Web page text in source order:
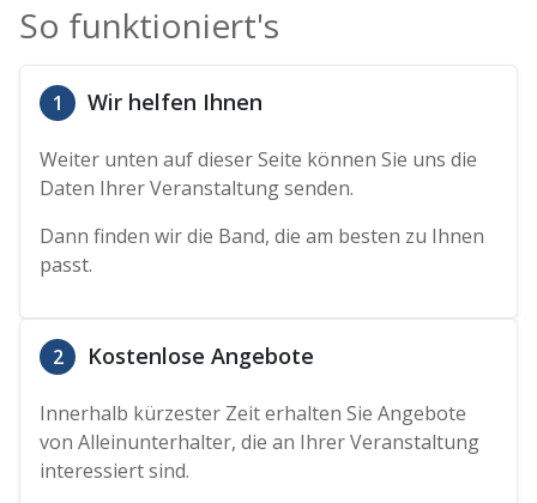
So funktioniert's
1 Wir helfen Ihnen
Weiter unten auf dieser Seite können Sie uns die
Daten Ihrer Veranstaltung senden.
Dann finden wir die Band, die am besten zu Ihnen
passt.
2 Kostenlose Angebote
Innerhalb kürzester Zeit erhalten Sie Angebote
von Alleinunterhalter, die an Ihrer Veranstaltung
interessiert sind.